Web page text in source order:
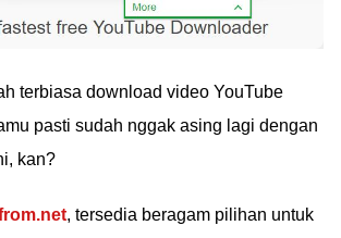
terbiasa download video YouTube
pasti sudah nggak asing lagi dengan
kan?
, tersedia beragam pilihan untuk